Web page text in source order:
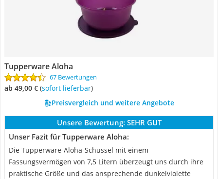
Tupperware Aloha
67 Bewertungen
ab 49,00 € ( Sofort lieferbar)
Preisvergleich und weitere Angebote
Unsere Bewertung: SEHR GUT
Unser Fazit für Tupperware Aloha:
Die Tupperware-Aloha-Schüssel mit einem
Fassungsvermögen von 7,5 Litern überzeugt uns durch ihre
praktische Größe und das ansprechende dunkelviolette